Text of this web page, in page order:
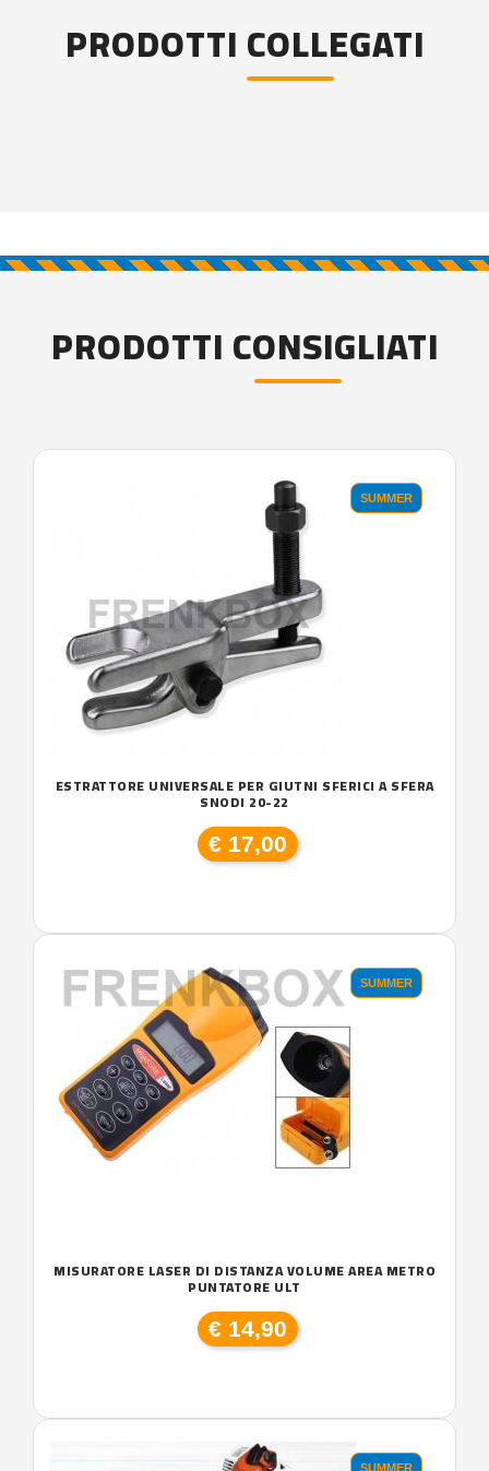
PRODOTTI COLLEGATI
PRODOTTI CONSIGLIATI
SUMMER
ESTRATTORE UNIVERSALE PER GIUTNI SFERICI A SFERA
SNODI 20-22
€ 17,00
SUMMER
MISURATORE LASER DI DISTANZA VOLUME AREA METRO
PUNTATORE ULT
€ 14,90
SUMMER